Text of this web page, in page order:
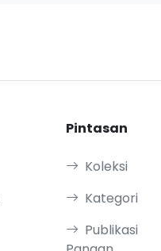
Pintasan
Koleksi
Kategori
Publikasi